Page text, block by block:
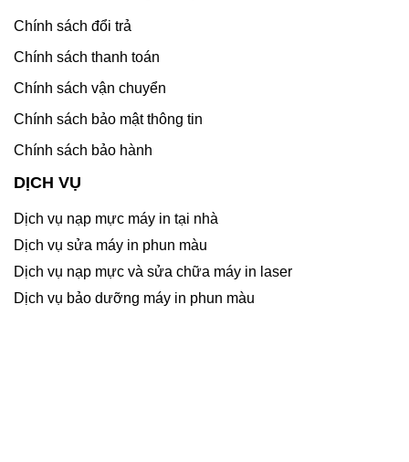
Chính sách đổi trả
Chính sách thanh toán
Chính sách vận chuyển
Chính sách bảo mật thông tin
Chính sách bảo hành
DỊCH VỤ
Dịch vụ nạp mực máy in tại nhà
Dịch vụ sửa máy in phun màu
Dịch vụ nạp mực và sửa chữa máy in laser
Dịch vụ bảo dưỡng máy in phun màu